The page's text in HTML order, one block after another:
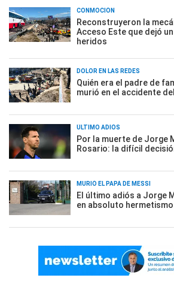
CONMOCIÓN
Reconstruyeron la
Acceso Este que dejó
heridos
DOLOR EN LAS REDES
Quién era el padre de
murió en el accidente
ÚLTIMO ADIÓS
Por la muerte de Jorge
Rosario: la difícil
MURIÓ EL PAPÁ DE MESSI
El último adiós a Jorge
en absoluto hermetismo